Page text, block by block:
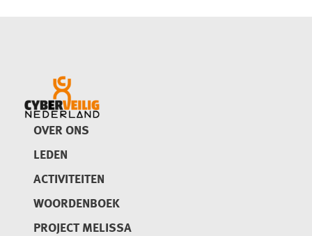
OVER ONS
LEDEN
ACTIVITEITEN
WOORDENBOEK
PROJECT MELISSA